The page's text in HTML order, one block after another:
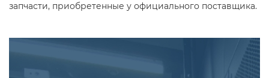
запчасти, приобретенные у официального поставщика.